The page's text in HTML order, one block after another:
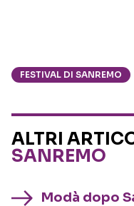
FESTIVAL DI SANREMO
ALTRI
SANREMO
Modà dopo